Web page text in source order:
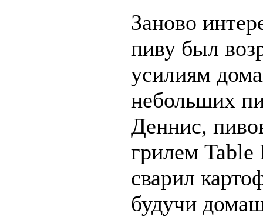
Заново
пиву был
усилиям
небольших
Деннис,
грилем
сварил
будучи